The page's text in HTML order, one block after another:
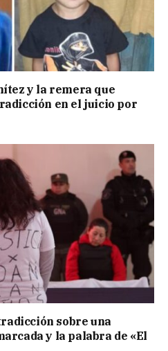
y la remera que
en el juicio por
sobre una
y la palabra de «El